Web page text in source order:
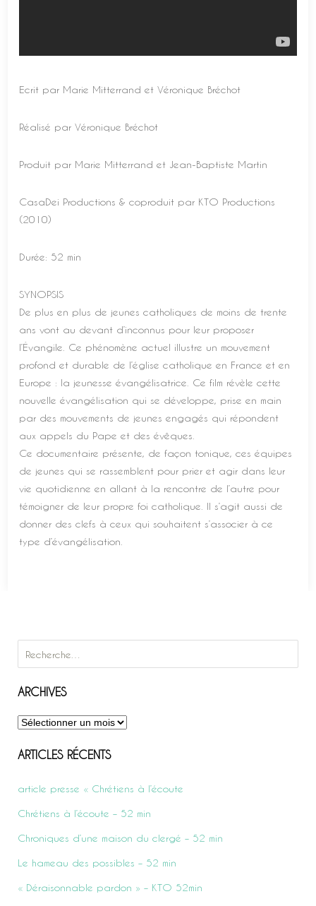
Ecrit par Marie Mitterrand et Véronique Bréchot
Réalisé par Véronique Bréchot
Produit par Marie Mitterrand et Jean-Baptiste Martin
CasaDei Productions & coproduit par KTO Productions
(2010)
Durée: 52 min
SYNOPSIS
De plus en plus de jeunes catholiques de moins de trente
ans vont au devant d’inconnus pour leur proposer
l’Évangile. Ce phénomène actuel illustre un mouvement
profond et durable de l’église catholique en France et en
Europe : la jeunesse évangélisatrice. Ce film révèle cette
nouvelle évangélisation qui se développe, prise en main
par des mouvements de jeunes engagés qui répondent
aux appels du Pape et des évêques.
Ce documentaire présente, de façon tonique, ces équipes
de jeunes qui se rassemblent pour prier et agir dans leur
vie quotidienne en allant à la rencontre de l’autre pour
témoigner de leur propre foi catholique. Il s’agit aussi de
donner des clefs à ceux qui souhaitent s’associer à ce
type d’évangélisation.
Rechercher :
ARCHIVES
Archives
ARTICLES RÉCENTS
article presse « Chrétiens à l’écoute
Chrétiens à l’écoute – 52 min
Chroniques d’une maison du clergé – 52 min
Le hameau des possibles – 52 min
« Déraisonnable pardon » – KTO 52min